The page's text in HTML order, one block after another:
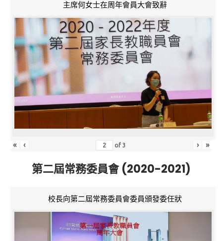
主席何女士在周年會員大會致辭
« ‹ of3 › »
第二屆常務委員會 (2020-2021)
校長向第二屆常務委員會委員頒發委任狀